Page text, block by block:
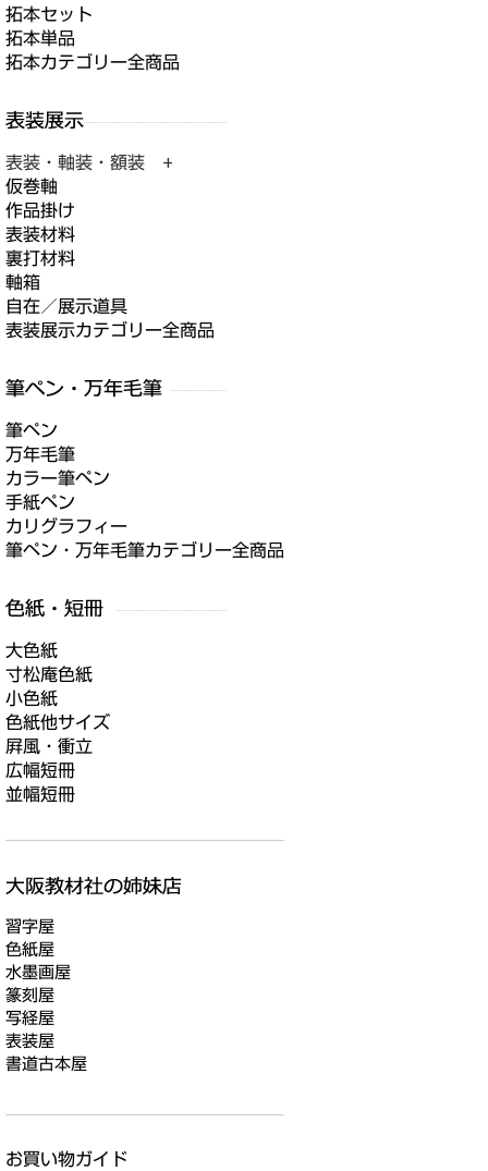
拓本セット
拓本単品
拓本カテゴリー全商品
表装・軸装・額装 +
仮巻軸
作品掛け
表装材料
裏打材料
軸箱
自在／展示道具
表装展示カテゴリー全商品
筆ペン
万年毛筆
カラー筆ペン
手紙ペン
カリグラフィー
筆ペン・万年毛筆カテゴリー全商品
大色紙
寸松庵色紙
小色紙
色紙他サイズ
屛風・衝立
広幅短冊
並幅短冊
習字屋
色紙屋
水墨画屋
篆刻屋
写経屋
表装屋
書道古本屋
お買い物ガイド